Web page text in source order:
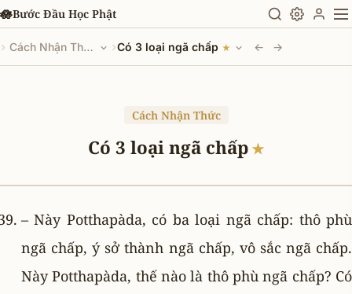
Chuyển đến nội dung chính
🪷Bước Đầu Học Phật
› Cách Nhận Thức ›Có 3 loại ngã chấp ★ ← →
Cách Nhận Thức
Có 3 loại ngã chấp ★
– Này Potthapàda, có ba loại ngã chấp: thô phù
ngã chấp, ý sở thành ngã chấp, vô sắc ngã chấp.
Này Potthapàda, thế nào là thô phù ngã chấp? Có